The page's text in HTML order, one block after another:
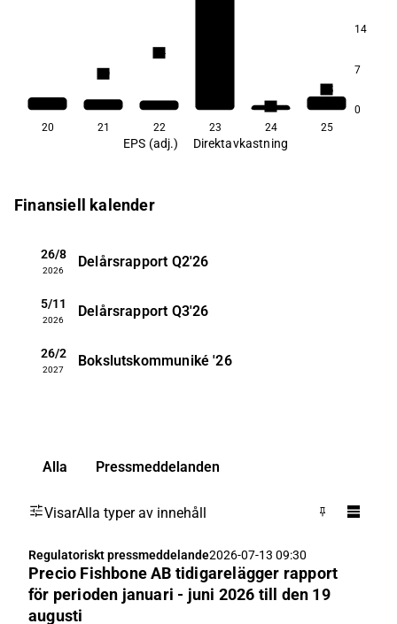
14
7
0
2,9
3,4
2,1
2,5
20 21 22 23 24 25
EPS (adj.) Direktavkastning
Finansiell kalender
26/8
2026
Delårsrapport Q2'26
5/11
2026
Delårsrapport Q3'26
26/2
2027
Bokslutskommuniké '26
Alla Pressmeddelanden
VisarAlla typer av innehåll
Regulatoriskt pressmeddelande2026-07-13 09:30
Precio Fishbone AB tidigarelägger rapport
för perioden januari - juni 2026 till den 19
augusti